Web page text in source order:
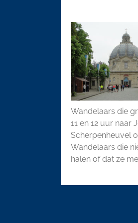
Wandelaars die
11 en 12 uur naar
Scherpenheuvel
Wandelaars die
halen of dat ze